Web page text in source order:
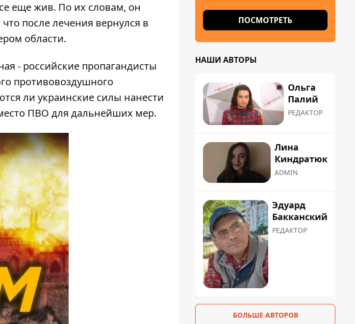
еще жив. По их словам, он
после лечения вернулся в
области.
- российские пропагандисты
противовоздушного
ли украинские силы нанести
ПВО для дальнейших мер.
ПОСМОТРЕТЬ
НАШИ АВТОРЫ
Ольга
Палий
РЕДАКТОР
Лина
Киндратюк
ADMIN
Эдуард
Бакканский
РЕДАКТОР
БОЛЬШЕ АВТОРОВ